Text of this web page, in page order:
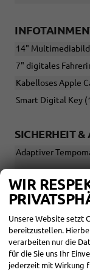
14"
7" digitales
Kabelloses Apple
Smart Digital Key
SICHERHEIT &
Adaptiver
Dynamische
Erkennung von
WIR
Unsere Website setzt
bereitzustellen.
verarbeiten nur die
für die Sie uns Ihr
jederzeit mit Wirkung